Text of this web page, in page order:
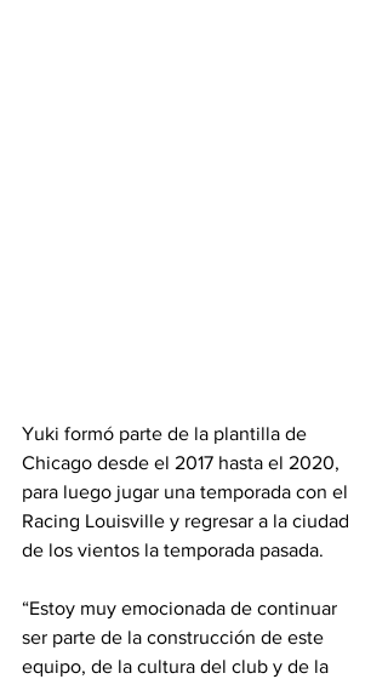
Yuki formó parte de la plantilla de
Chicago desde el 2017 hasta el 2020,
para luego jugar una temporada con el
Racing Louisville y regresar a la ciudad
de los vientos la temporada pasada.
“Estoy muy emocionada de continuar
ser parte de la construcción de este
equipo, de la cultura del club y de la